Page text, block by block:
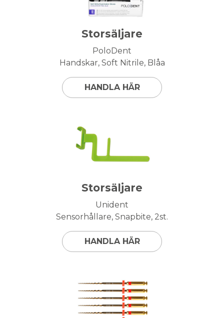
Storsäljare
PoloDent
Handskar, Soft Nitrile, Blåa
HANDLA HÄR
Storsäljare
Unident
Sensorhållare, Snapbite, 2st.
HANDLA HÄR